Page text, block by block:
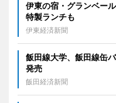
伊東の宿・グランベー
特製ランチも
伊東経済新聞
飯田線大学、飯田線缶
発売
飯田経済新聞